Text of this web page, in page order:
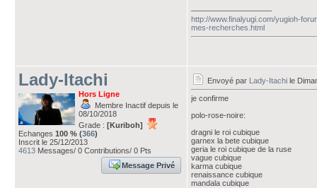
http://www.finalyugi.com/yugioh-
mes-recherches.html
Lady-Itachi
Hors Ligne
Membre Inactif depuis le
08/10/2018
Grade : [Kuriboh]
Echanges 100 % (366)
Inscrit le 25/12/2013
4613 Messages/ 0 Contributions/ 0 Pts
Message Privé
Envoyé par Lady-Itachi le
je confirme
polo-rose-noire:
dragni le roi cubique
garnex la bete cubique
geria le roi cubique de la ruse
vague cubique
karma cubique
renaissance cubique
mandala cubique